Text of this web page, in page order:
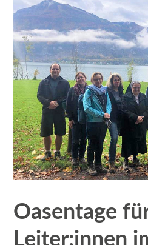
Oasentage
Leiter:innen